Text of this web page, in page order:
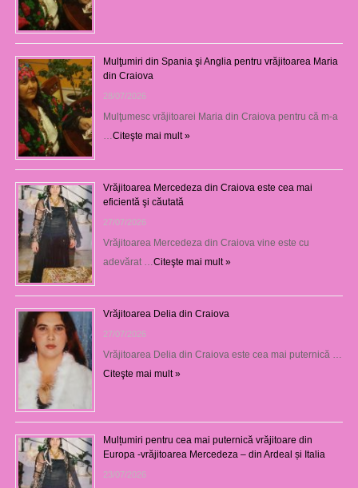
Mulţumiri din Spania şi Anglia pentru vrăjitoarea Maria
din Craiova
28/07/2026
Mulţumesc vrăjitoarei Maria din Craiova pentru că m-a
Citeşte mai mult »
Vrăjitoarea Mercedeza din Craiova este cea mai
eficientă şi căutată
27/07/2026
Vrăjitoarea Mercedeza din Craiova vine este cu
adevărat … Citeşte mai mult »
Vrăjitoarea Delia din Craiova
27/07/2026
Vrăjitoarea Delia din Craiova este cea mai puternică …
Citeşte mai mult »
Mulțumiri pentru cea mai puternică vrăjitoare din
Europa -vrăjitoarea Mercedeza – din Ardeal și Italia
23/07/2026